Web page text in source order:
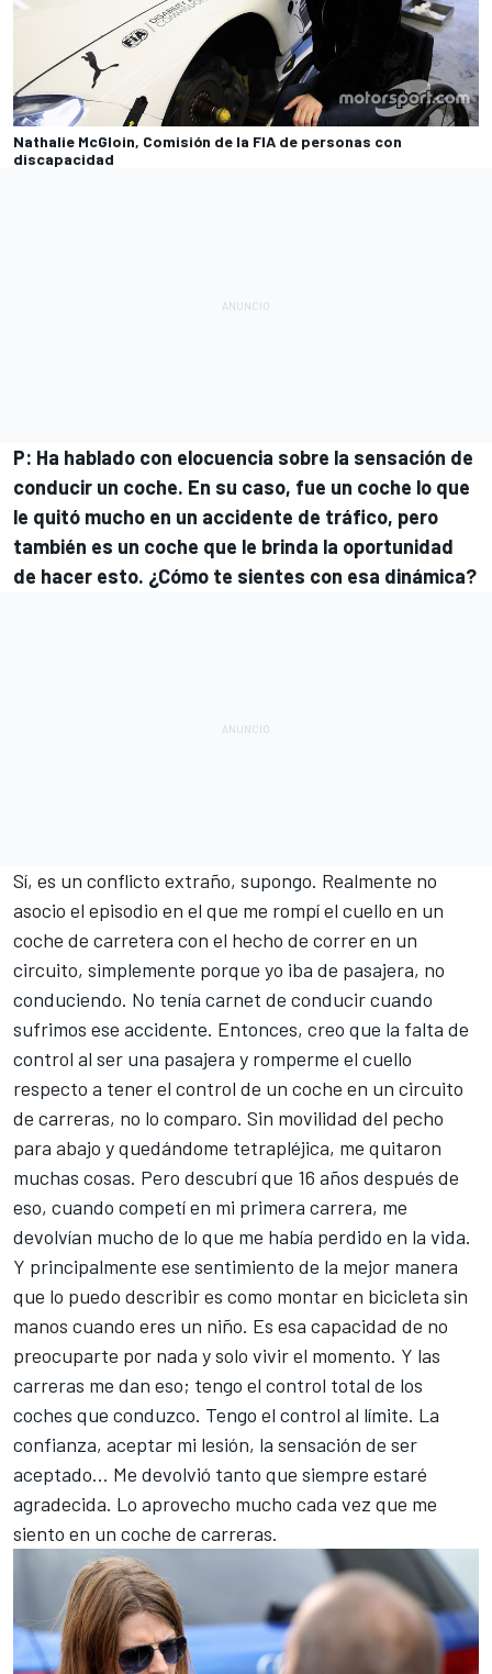
Nathalie McGloin, Comisión de la FIA de personas con
discapacidad
P: Ha hablado con elocuencia sobre la sensación de
conducir un coche. En su caso, fue un coche lo que
le quitó mucho en un accidente de tráfico, pero
también es un coche que le brinda la oportunidad
de hacer esto. ¿Cómo te sientes con esa dinámica?
Sí, es un conflicto extraño, supongo. Realmente no
asocio el episodio en el que me rompí el cuello en un
coche de carretera con el hecho de correr en un
circuito, simplemente porque yo iba de pasajera, no
conduciendo. No tenía carnet de conducir cuando
sufrimos ese accidente. Entonces, creo que la falta de
control al ser una pasajera y romperme el cuello
respecto a tener el control de un coche en un circuito
de carreras, no lo comparo. Sin movilidad del pecho
para abajo y quedándome tetrapléjica, me quitaron
muchas cosas. Pero descubrí que 16 años después de
eso, cuando competí en mi primera carrera, me
devolvían mucho de lo que me había perdido en la vida.
Y principalmente ese sentimiento de la mejor manera
que lo puedo describir es como montar en bicicleta sin
manos cuando eres un niño. Es esa capacidad de no
preocuparte por nada y solo vivir el momento. Y las
carreras me dan eso; tengo el control total de los
coches que conduzco. Tengo el control al límite. La
confianza, aceptar mi lesión, la sensación de ser
aceptado... Me devolvió tanto que siempre estaré
agradecida. Lo aprovecho mucho cada vez que me
siento en un coche de carreras.